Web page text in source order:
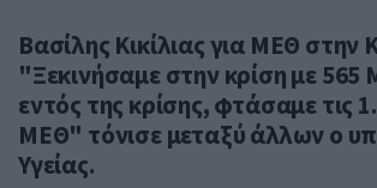
Βασίλης Κικίλιας για ΜΕΘ στην
"Ξεκινήσαμε στην κρίση με 565
εντός της κρίσης, φτάσαμε τις
ΜΕΘ" τόνισε μεταξύ άλλων ο
Υγείας.